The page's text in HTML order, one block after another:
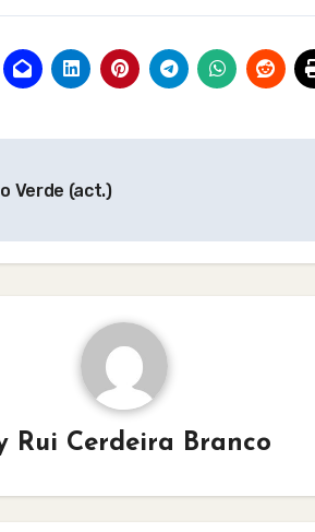
Verde (act.)
Rui Cerdeira Branco